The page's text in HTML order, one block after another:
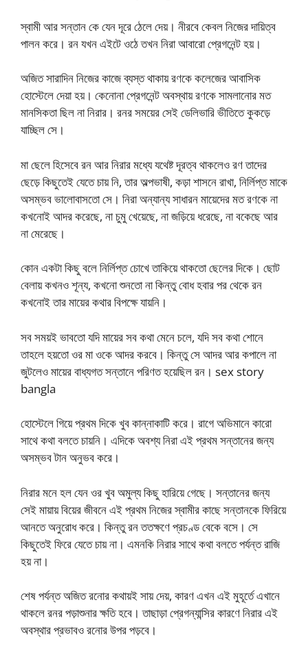
স্বামী আর সন্তান কে যেন দূরে ঠেলে দেয়। নীরবে কেবল নিজের দায়িত্ব
পালন করে। রন যখন এইটে ওঠে তখন নিরা আবারো প্রেগনেন্ট হয়।
অজিত সারাদিন নিজের কাজে ব্যস্ত থাকায় রণকে কলেজের আবাসিক
হোস্টেলে দেয়া হয়। কেনোনা প্রেগনেন্ট অবস্থায় রণকে সামলানোর মত
মানসিকতা ছিল না নিরার। রনর সময়ের সেই ডেলিভারি ভীতিতে কুকড়ে
যাচ্ছিল সে।
মা ছেলে হিসেবে রন আর নিরার মধ্যে যথেষ্ট দূরত্ব থাকলেও রণ তাদের
ছেড়ে কিছুতেই যেতে চায় নি, তার অল্পভাষী, কড়া শাসনে রাখা, নির্লিপ্ত মাকে
অসম্ভব ভালোবাসতো সে। নিরা অন্যান্য সাধারন মায়েদের মত রণকে না
কখনোই আদর করেছে, না চুমু খেয়েছে, না জড়িয়ে ধরেছে, না বকেছে আর
না মেরেছে।
কোন একটা কিছু বলে নির্লিপ্ত চোখে তাকিয়ে থাকতো ছেলের দিকে। ছোট
বেলায় কখনও শূন্য, কখনো শুনতো না কিন্তু বোধ হবার পর থেকে রন
কখনোই তার মায়ের কথার বিপক্ষে যায়নি।
সব সময়ই ভাবতো যদি মায়ের সব কথা মেনে চলে, যদি সব কথা শোনে
তাহলে হয়তো ওর মা ওকে আদর করবে। কিন্তু সে আদর আর কপালে না
জুটলেও মায়ের বাধ্যগত সন্তানে পরিণত হয়েছিল রন। sex story
bangla
হোস্টেলে গিয়ে প্রথম দিকে খুব কান্নাকাটি করে। রাগে অভিমানে কারো
সাথে কথা বলতে চায়নি। এদিকে অবশ্য নিরা এই প্রথম সন্তানের জন্য
অসম্ভব টান অনুভব করে।
নিরার মনে হল যেন ওর খুব অমুল্য কিছু হারিয়ে গেছে। সন্তানের জন্য
সেই মায়ায় বিয়ের জীবনে এই প্রথম নিজের স্বামীর কাছে সন্তানকে ফিরিয়ে
আনতে অনুরোধ করে। কিন্তু রন ততক্ষণে প্রচণ্ড বেকে বসে। সে
কিছুতেই ফিরে যেতে চায় না। এমনকি নিরার সাথে কথা বলতে পর্যন্ত রাজি
হয় না।
শেষ পর্যন্ত অজিত রনোর কথায়ই সায় দেয়, কারণ এখন এই মুহূর্তে এখানে
থাকলে রনর পড়াশুনার ক্ষতি হবে। তাছাড়া প্রেগন্যান্সির কারণে নিরার এই
অবস্থার প্রভাবও রনোর উপর পড়বে।